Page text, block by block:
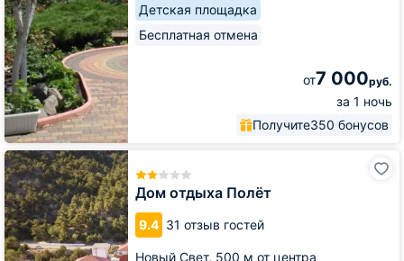
Детская площадка
Бесплатная отмена
от7 000руб.
за 1 ночь
Получите350 бонусов
Дом отдыха Полёт
9.4 31 отзыв гостей
Новый Свет, 500 м от центра
Дом
отдыха
Полёт